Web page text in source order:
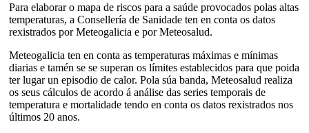
Para elaborar o mapa de riscos para a saúde provocados polas altas
temperaturas, a Consellería de Sanidade ten en conta os datos
rexistrados por Meteogalicia e por Meteosalud.
Meteogalicia ten en conta as temperaturas máximas e mínimas
diarias e tamén se se superan os límites establecidos para que poida
ter lugar un episodio de calor. Pola súa banda, Meteosalud realiza
os seus cálculos de acordo á análise das series temporais de
temperatura e mortalidade tendo en conta os datos rexistrados nos
últimos 20 anos.